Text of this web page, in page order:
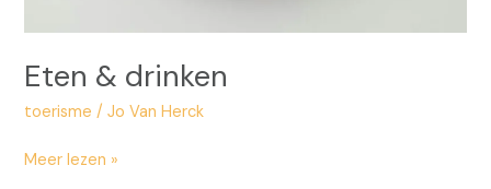
Eten & drin­ken
toerisme /Jo Van Herck
Meer lezen »